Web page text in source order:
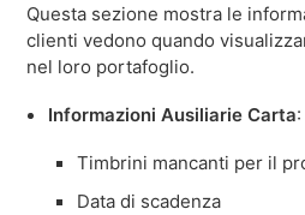
Questa sezione mostra le
clienti vedono quando
nel loro portafoglio.
Informazioni Ausiliarie Carta
Timbrini mancanti per il
Data di scadenza